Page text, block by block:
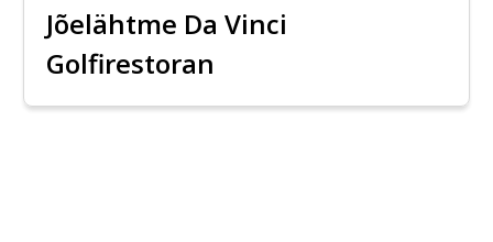
Jõelähtme Da Vinci
Golfirestoran